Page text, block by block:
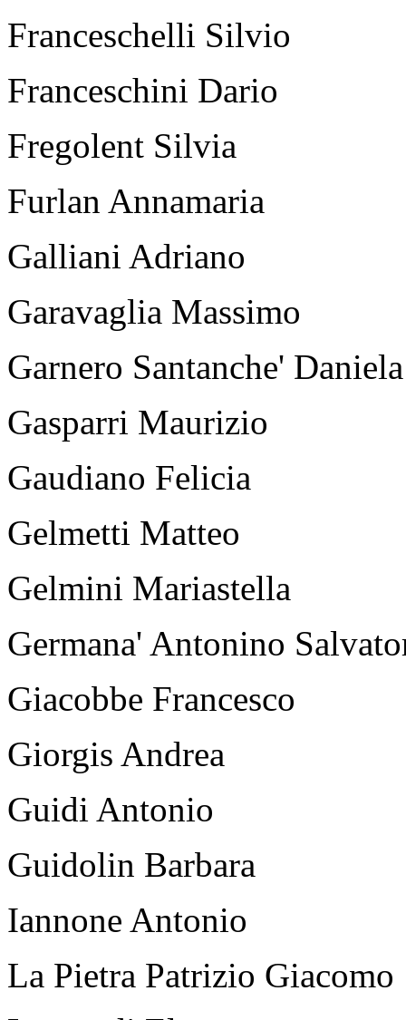
Franceschelli Silvio
Franceschini Dario
Fregolent Silvia
Furlan Annamaria
Galliani Adriano
Garavaglia Massimo
Garnero Santanche' Daniela
Gasparri Maurizio
Gaudiano Felicia
Gelmetti Matteo
Gelmini Mariastella
Germana' Antonino
Giacobbe Francesco
Giorgis Andrea
Guidi Antonio
Guidolin Barbara
Iannone Antonio
La Pietra Patrizio Giacomo